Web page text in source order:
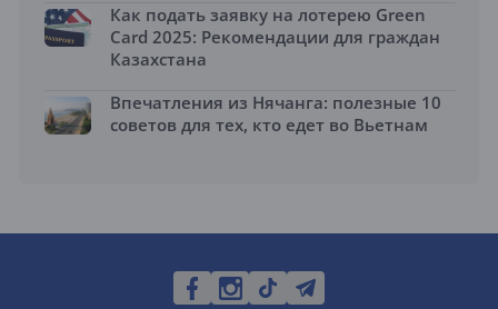
Как подать заявку на лотерею Green
Card 2025: Рекомендации для граждан
Казахстана
Впечатления из Нячанга: полезные 10
советов для тех, кто едет во Вьетнам